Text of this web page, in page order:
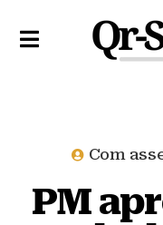
Com
PM